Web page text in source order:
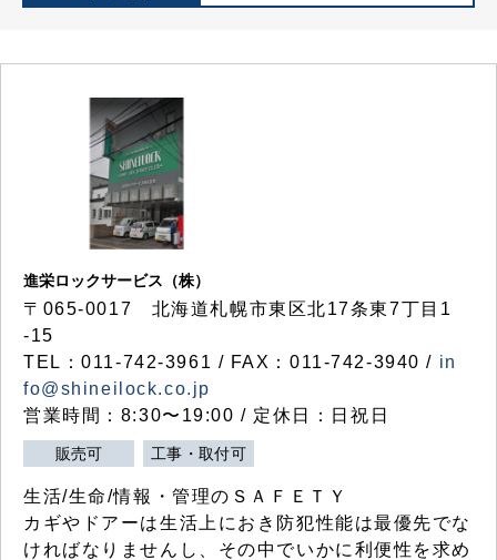
進栄ロックサービス（株）
〒065-0017 北海道札幌市東区北17条東7丁目1
-15
TEL：011-742-3961 / FAX：011-742-3940 / in
fo@shineilock.co.jp
営業時間：8:30〜19:00 / 定休日：日祝日
販売可 工事・取付可
生活/生命/情報・管理のＳＡＦＥＴＹ
カギやドアーは生活上におき防犯性能は最優先でな
ければなりませんし、その中でいかに利便性を求め